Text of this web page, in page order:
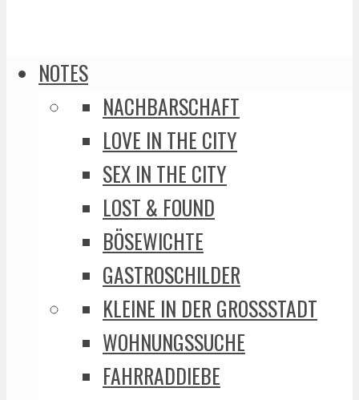
NOTES
NACHBARSCHAFT
LOVE IN THE CITY
SEX IN THE CITY
LOST & FOUND
BÖSEWICHTE
GASTROSCHILDER
KLEINE IN DER GROSSSTADT
WOHNUNGSSUCHE
FAHRRADDIEBE